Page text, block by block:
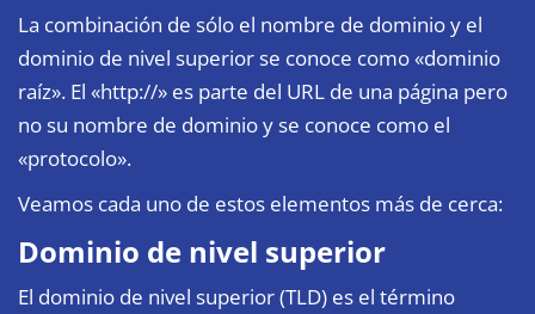
La combinación de sólo el nombre de dominio y el
dominio de nivel superior se conoce como «dominio
raíz». El «http://» es parte del URL de una página pero
no su nombre de dominio y se conoce como el
«protocolo».
Veamos cada uno de estos elementos más de cerca:
Dominio de nivel superior
El dominio de nivel superior (TLD) es el término